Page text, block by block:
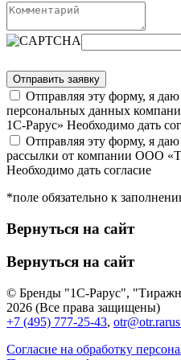
Отправляя эту форму, я даю
персональных данных
1С-Рарус» Необходимо дать
Отправляя эту форму, я даю
рассылки от компании ООО
Необходимо дать согласие
*поле обязательно к
Вернуться на сайт
Вернуться на сайт
© Бренды "1С-Рарус",
2026 (Все права защищены)
+7 (495) 777-25-43,
Согласие на обработку